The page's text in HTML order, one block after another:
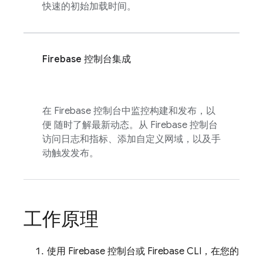
快速的初始加载时间。
Firebase 控制台集成
在 Firebase 控制台中监控构建和发布，以
便 随时了解最新动态。从 Firebase 控制台
访问日志和指标、添加自定义网域，以及手
动触发发布。
工作原理
使用 Firebase 控制台或 Firebase CLI，在您的